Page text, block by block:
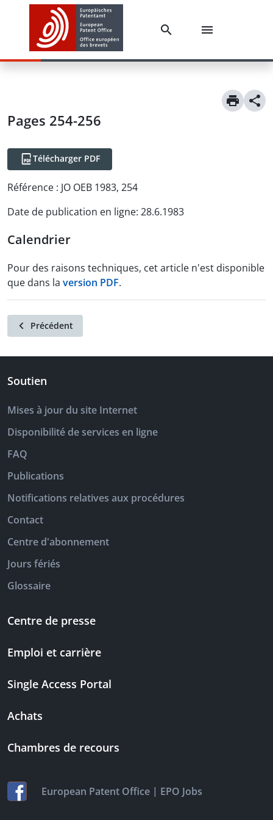
Pages 254-256
Télécharger PDF
Référence : JO OEB 1983, 254
Date de publication en ligne: 28.6.1983
Calendrier
Pour des raisons techniques, cet article n'est disponible
que dans la version PDF.
Précédent
Soutien
Mises à jour du site Internet
Disponibilité de services en ligne
FAQ
Publications
Notifications relatives aux procédures
Contact
Centre d'abonnement
Jours fériés
Glossaire
Centre de presse
Emploi et carrière
Single Access Portal
Achats
Chambres de recours
European Patent Office | EPO Jobs